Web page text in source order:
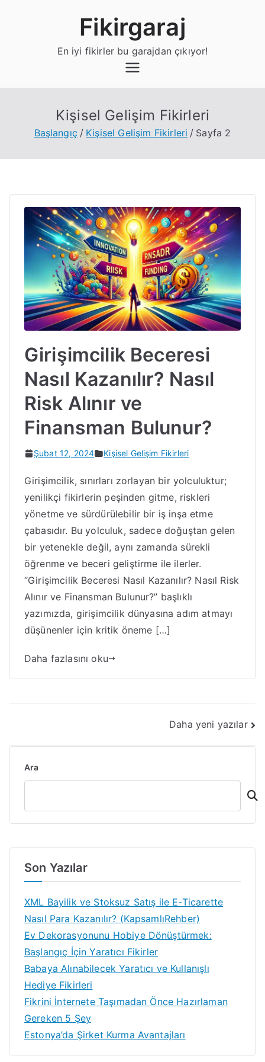
Fikirgaraj
En iyi fikirler bu garajdan çıkıyor!
Kişisel Gelişim Fikirleri
Başlangıç Kişisel Gelişim Fikirleri Sayfa 2
Girişimcilik Beceresi
Nasıl Kazanılır? Nasıl
Risk Alınır ve
Finansman Bulunur?
Şubat 12, 2024 Kişisel Gelişim Fikirleri
Girişimcilik, sınırları zorlayan bir yolculuktur;
yenilikçi fikirlerin peşinden gitme, riskleri
yönetme ve sürdürülebilir bir iş inşa etme
çabasıdır. Bu yolculuk, sadece doğuştan gelen
bir yetenekle değil, aynı zamanda sürekli
öğrenme ve beceri geliştirme ile ilerler.
“Girişimcilik Beceresi Nasıl Kazanılır? Nasıl Risk
Alınır ve Finansman Bulunur?” başlıklı
yazımızda, girişimcilik dünyasına adım atmayı
düşünenler için kritik öneme […]
Daha fazlasını oku
gezinmesi
Daha yeni yazılar
Ara
Son Yazılar
XML Bayilik ve Stoksuz Satış ile E-Ticarette
Nasıl Para Kazanılır? (KapsamlıRehber)
Ev Dekorasyonunu Hobiye Dönüştürmek:
Başlangıç İçin Yaratıcı Fikirler
Babaya Alınabilecek Yaratıcı ve Kullanışlı
Hediye Fikirleri
Fikrini İnternete Taşımadan Önce Hazırlaman
Gereken 5 Şey
Estonya’da Şirket Kurma Avantajları